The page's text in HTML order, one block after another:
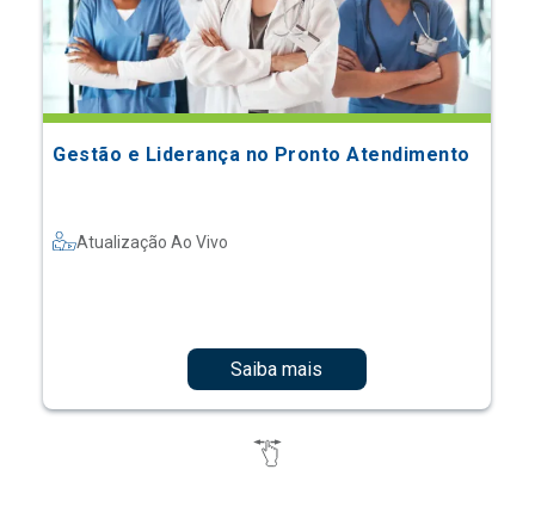
Gestão e Liderança no Pronto Atendimento
Atualização Ao Vivo
Saiba mais